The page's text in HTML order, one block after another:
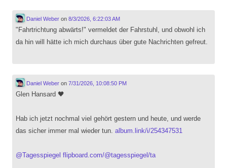
Daniel Weberon 8/3/2026, 6:22:03 AM
"Fahrtrichtung abwärts!" vermeldet der Fahrstuhl, und obwohl ich
da hin will hätte ich mich durchaus über gute Nachrichten gefreut.
Daniel Weberon 7/31/2026, 10:08:50 PM
Glen Hansard 🖤
Hab ich jetzt nochmal viel gehört gestern und heute, und werde
das sicher immer mal wieder tun. album.link/i/254347531
@Tagesspiegel flipboard.com/@tagesspiegel/ta